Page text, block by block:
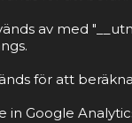
av med
för att
in Google